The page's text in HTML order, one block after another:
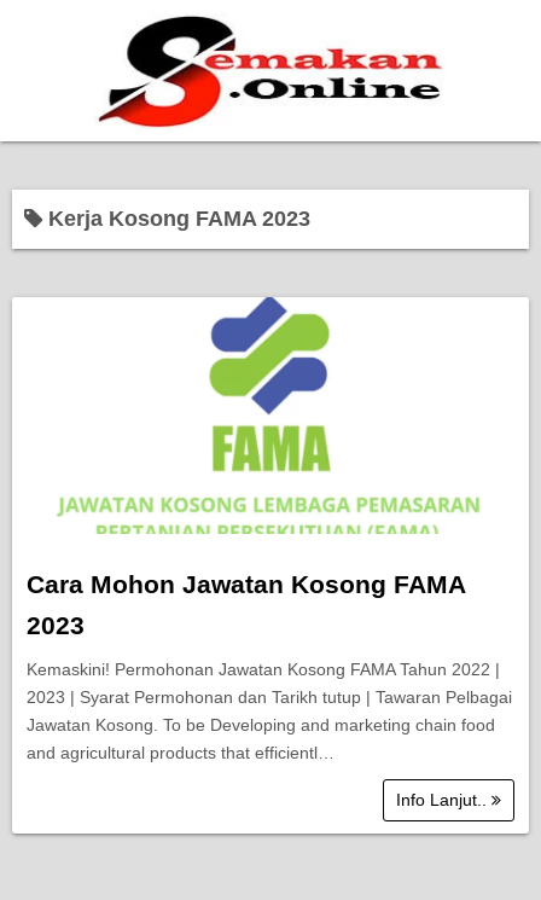
Bantuan Kerajaan
Kerja Kosong FAMA 2023
Cara Mohon Jawatan Kosong FAMA
2023
Kemaskini! Permohonan Jawatan Kosong FAMA Tahun 2022 |
2023 | Syarat Permohonan dan Tarikh tutup | Tawaran Pelbagai
Jawatan Kosong. To be Developing and marketing chain food
and agricultural products that efficientl…
Info Lanjut..